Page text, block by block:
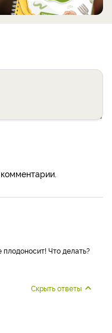
Что делать?
Скрыть ответы